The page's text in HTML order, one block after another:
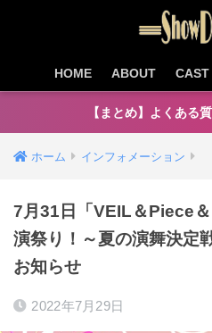
HOME ABOUT CAST
【まとめ】よくある
ホーム インフォメーション
7月31日「VEIL＆Piece
演祭り！～夏の演舞決定
お知らせ
2022年7月29日